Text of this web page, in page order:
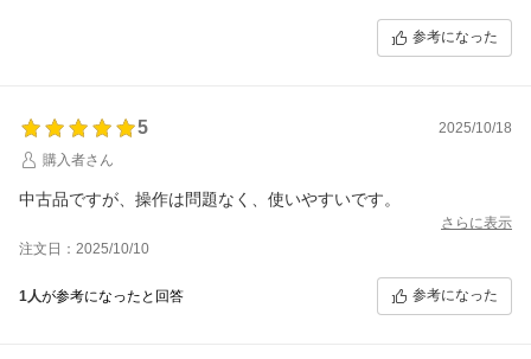
参考になった
5
2025/10/18
購入者さん
中古品ですが、操作は問題なく、使いやすいです。
さらに表示
注文日：2025/10/10
1人が参考になったと回答 参考になった